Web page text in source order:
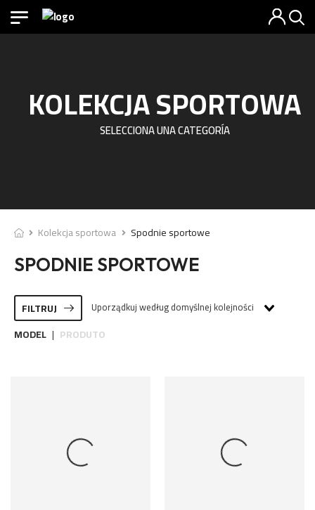
KOLEKCJA SPORTOWA
SELECCIONA UNA CATEGORÍA
Kolekcja sportowa Spodnie sportowe
SPODNIE SPORTOWE
FILTRUJ Uporządkuj według domyślnej kolejności
MODEL | PRODUTO